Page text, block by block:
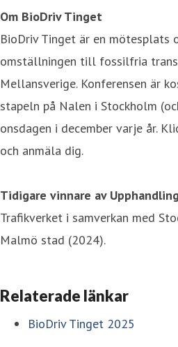
Om BioDriv Tinget
BioDriv Tinget är en mötesplats
omställningen till fossilfria
Mellansverige. Konferensen är
stapeln på Nalen i Stockholm
onsdagen i december varje år.
och anmäla dig.
Tidigare vinnare av
Trafikverket i samverkan med
Malmö stad (2024).
Relaterade länkar
BioDriv Tinget 2025